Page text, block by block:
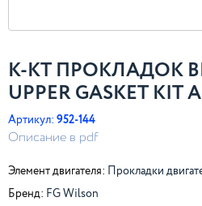
К-КТ ПРОКЛАДОК
UPPER GASKET KIT
Артикул: 952-144
Описание в pdf
Элемент двигателя: Прокладки
Бренд: FG Wilson